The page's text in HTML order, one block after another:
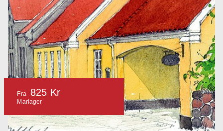
Fra 825 Kr
Mariager